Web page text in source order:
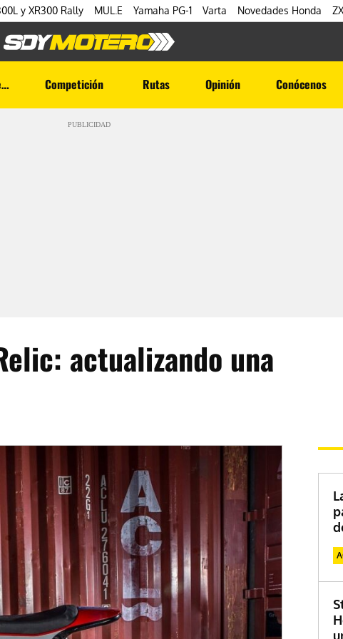
y XR300 Rally MUL.E Yamaha PG-1 Varta Novedades Honda
Competición Rutas Opinión Conócenos
PUBLICIDAD
actualizando una